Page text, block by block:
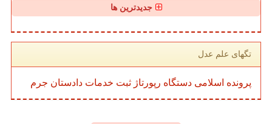
جدیدترین ها
تگهای علم عدل
پرونده اسلامی دستگاه رپورتاژ ثبت خدمات دادستان جرم